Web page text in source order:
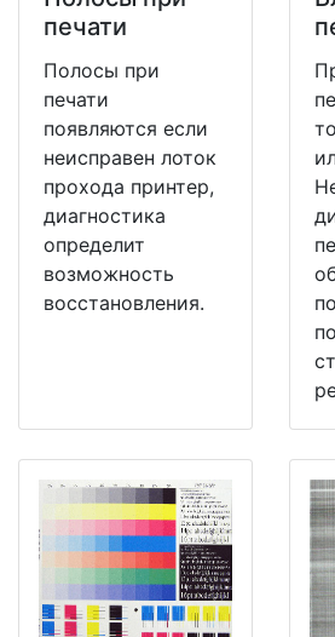
печати
Полосы при
печати
появляются если
неисправен лоток
прохода принтер,
диагностика
определит
возможность
восстановления.